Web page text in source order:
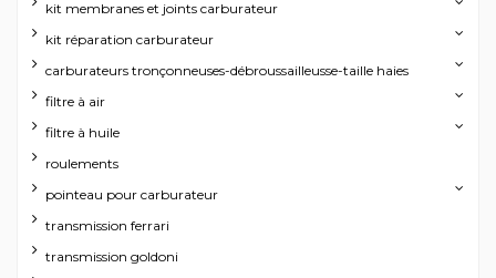
kit membranes et joints carburateur
kit réparation carburateur
carburateurs tronçonneuses-débroussailleusse-taille haies
filtre à air
filtre à huile
roulements
pointeau pour carburateur
transmission ferrari
transmission goldoni